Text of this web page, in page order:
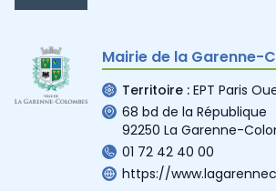
Mairie de la Garenne-
Territoire : EPT Paris
68 bd de la République
92250 La Garenne-
01 72 42 40 00
https://